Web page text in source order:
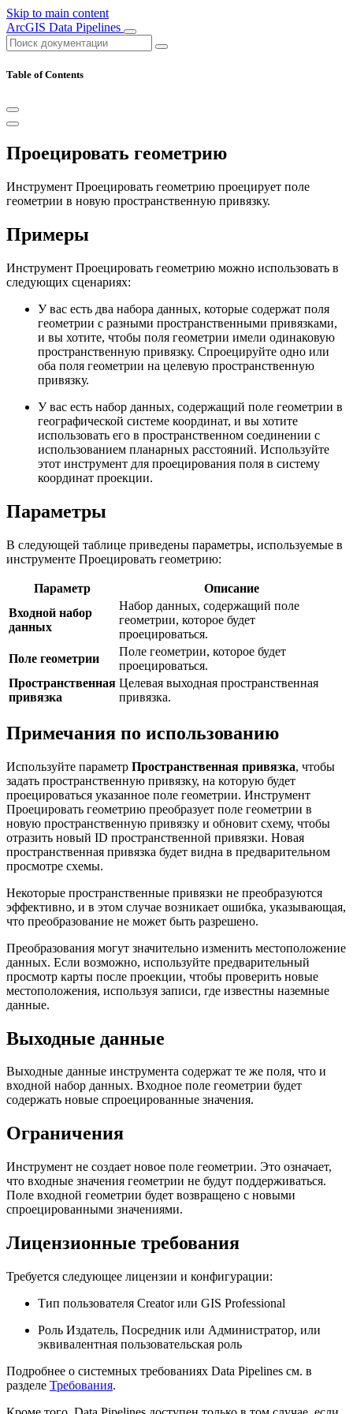
Skip to main content
ArcGIS Data Pipelines
Table of Contents
Проецировать геометрию
Инструмент Проецировать геометрию проецирует поле
геометрии в новую пространственную привязку.
Примеры
Инструмент Проецировать геометрию можно использовать в
следующих сценариях:
У вас есть два набора данных, которые содержат поля
геометрии с разными пространственными привязками,
и вы хотите, чтобы поля геометрии имели одинаковую
пространственную привязку. Спроецируйте одно или
оба поля геометрии на целевую пространственную
привязку.
У вас есть набор данных, содержащий поле геометрии в
географической системе координат, и вы хотите
использовать его в пространственном соединении с
использованием планарных расстояний. Используйте
этот инструмент для проецирования поля в систему
координат проекции.
Параметры
В следующей таблице приведены параметры, используемые в
инструменте Проецировать геометрию:
Параметр
Описание
Входной набор
данных
Набор данных, содержащий поле
геометрии, которое будет
проецироваться.
Поле геометрии
Поле геометрии, которое будет
проецироваться.
Пространственная
привязка
Целевая выходная пространственная
привязка.
Примечания по использованию
Используйте параметр Пространственная привязка, чтобы
задать пространственную привязку, на которую будет
проецироваться указанное поле геометрии. Инструмент
Проецировать геометрию преобразует поле геометрии в
новую пространственную привязку и обновит схему, чтобы
отразить новый ID пространственной привязки. Новая
пространственная привязка будет видна в предварительном
просмотре схемы.
Некоторые пространственные привязки не преобразуются
эффективно, и в этом случае возникает ошибка, указывающая,
что преобразование не может быть разрешено.
Преобразования могут значительно изменить местоположение
данных. Если возможно, используйте предварительный
просмотр карты после проекции, чтобы проверить новые
местоположения, используя записи, где известны наземные
данные.
Выходные данные
Выходные данные инструмента содержат те же поля, что и
входной набор данных. Входное поле геометрии будет
содержать новые спроецированные значения.
Ограничения
Инструмент не создает новое поле геометрии. Это означает,
что входные значения геометрии не будут поддерживаться.
Поле входной геометрии будет возвращено с новыми
спроецированными значениями.
Лицензионные требования
Требуется следующее лицензии и конфигурации:
Тип пользователя Creator или GIS Professional
Роль Издатель, Посредник или Администратор, или
эквивалентная пользовательская роль
Подробнее о системных требованиях Data Pipelines см. в
разделе Требования.